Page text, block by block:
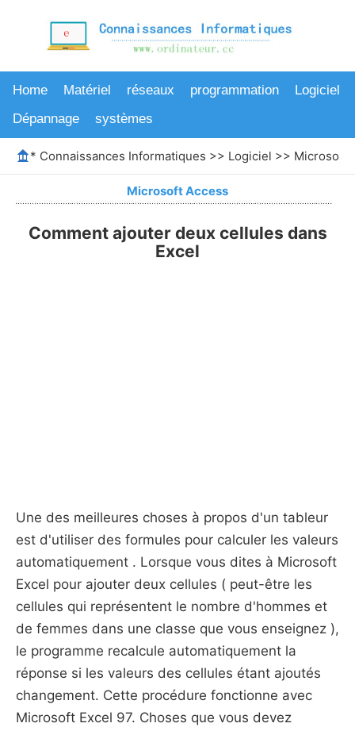
Home Matériel réseaux programmation
Logiciel
Dépannage
systèmes
* Connaissances Informatiques >> Logiciel >> Microsoft
Microsoft Access
Comment ajouter deux cellules dans
Excel
Une des meilleures choses à propos d'un tableur
est d'utiliser des formules pour calculer les valeurs
automatiquement . Lorsque vous dites à Microsoft
Excel pour ajouter deux cellules ( peut-être les
cellules qui représentent le nombre d'hommes et
de femmes dans une classe que vous enseignez ),
le programme recalcule automatiquement la
réponse si les valeurs des cellules étant ajoutés
changement. Cette procédure fonctionne avec
Microsoft Excel 97. Choses que vous devez